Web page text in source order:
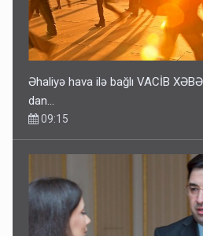
Əhaliyə hava ilə bağlı VACİB
dan…
09:15